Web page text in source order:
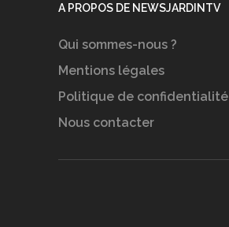
A PROPOS DE NEWSJARDINTV
Qui sommes-nous ?
Mentions légales
Politique de confidentialité
Nous contacter